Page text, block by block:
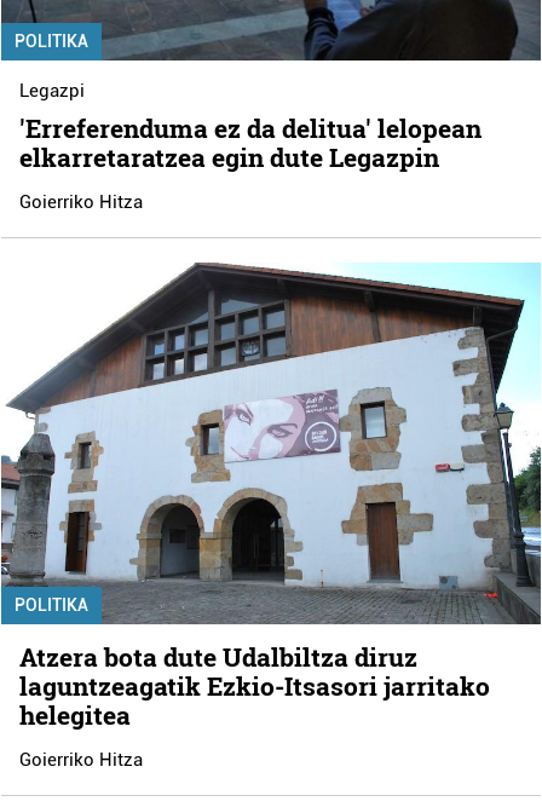
POLITIKA
Legazpi
'Erreferenduma ez da delitua' lelopean
elkarretaratzea egin dute Legazpin
Goierriko Hitza
POLITIKA
Atzera bota dute Udalbiltza diruz
laguntzeagatik Ezkio-Itsasori jarritako
helegitea
Goierriko Hitza